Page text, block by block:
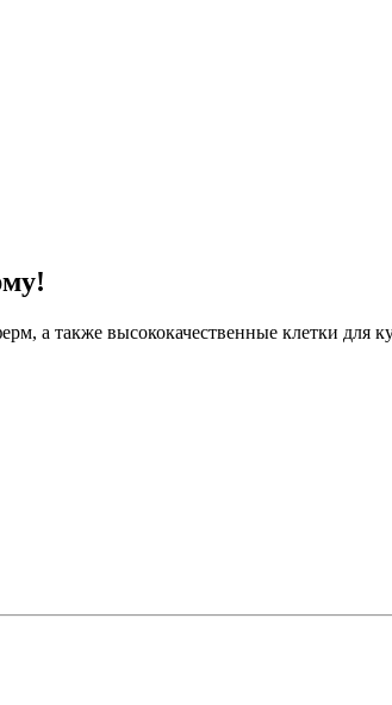
а также высококачественные клетки для